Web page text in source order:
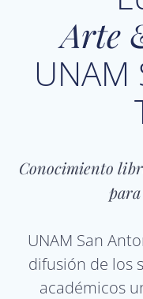
Arte
Conocimiento
UNAM San
difusión de los
académicos